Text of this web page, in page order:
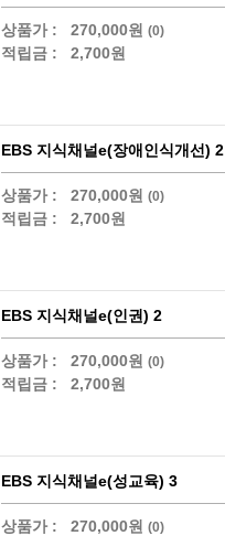
상품가 : 270,000원 (0)
적립금 : 2,700원
EBS 지식채널e(장애인식개선) 2
상품가 : 270,000원 (0)
적립금 : 2,700원
EBS 지식채널e(인권) 2
상품가 : 270,000원 (0)
적립금 : 2,700원
EBS 지식채널e(성교육) 3
상품가 : 270,000원 (0)